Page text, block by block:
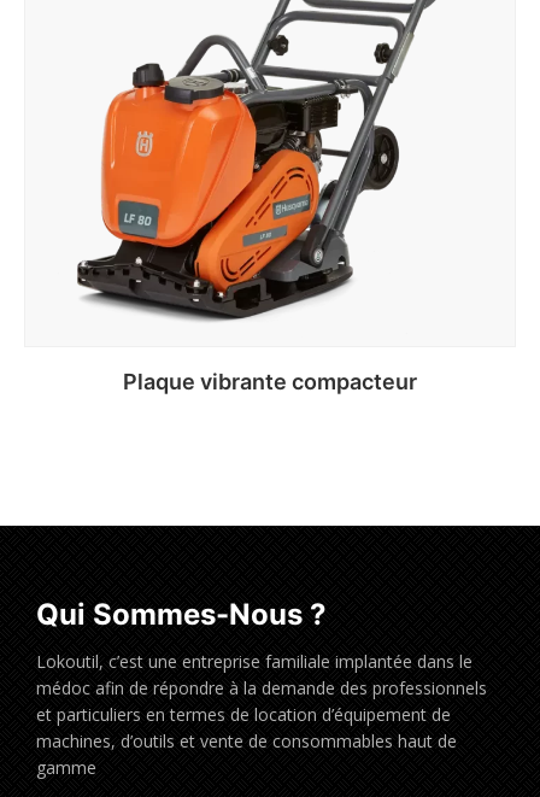
Plaque vibrante compacteur
Qui Sommes-Nous ?
Lokoutil, c’est une entreprise familiale implantée dans le
médoc afin de répondre à la demande des professionnels
et particuliers en termes de location d’équipement de
machines, d’outils et vente de consommables haut de
gamme